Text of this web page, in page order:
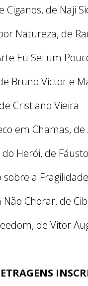
Ciganos, de Naji
Natureza, de
Eu Sei um
Bruno Victor e
Cristiano Vieira
em Chamas,
Herói, de
sobre a
Não Chorar, de
de Vitor